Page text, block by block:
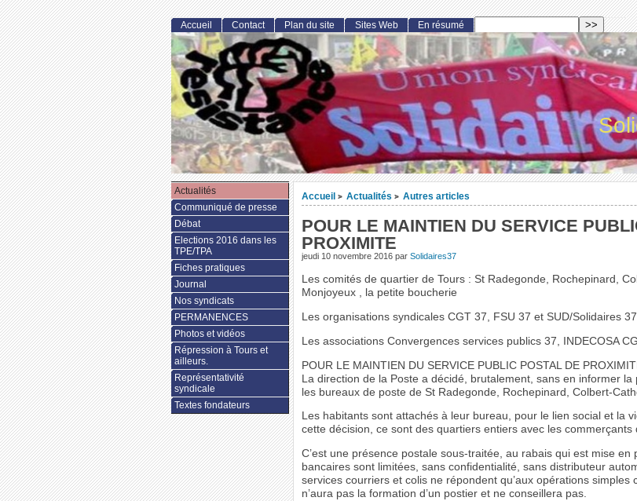
Accueil > Actualités > Autres articles
POUR LE MAINTIEN DU SERVICE
PROXIMITE
jeudi 10 novembre 2016 par Solidaires37
Les comités de quartier de Tours : St Radegonde, Rochepinard,
Monjoyeux , la petite boucherie
Les organisations syndicales CGT 37, FSU 37 et SUD/Solidaires
Les associations Convergences services publics 37, INDECOSA
POUR LE MAINTIEN DU SERVICE PUBLIC POSTAL DE
La direction de la Poste a décidé, brutalement, sans en informer
les bureaux de poste de St Radegonde, Rochepinard, Colbert-
Les habitants sont attachés à leur bureau, pour le lien social et la
cette décision, ce sont des quartiers entiers avec les commerçants
C’est une présence postale sous-traitée, au rabais qui est mise en
bancaires sont limitées, sans confidentialité, sans distributeur
services courriers et colis ne répondent qu’aux opérations simples
n’aura pas la formation d’un postier et ne conseillera pas.
Accueil Contact Plan du site Sites Web En résumé
Actualités
Communiqué de presse
Débat
Elections 2016 dans les
TPE/TPA
Fiches pratiques
Journal
Nos syndicats
PERMANENCES
Photos et vidéos
Répression à Tours et
ailleurs.
Représentativité
syndicale
Textes fondateurs